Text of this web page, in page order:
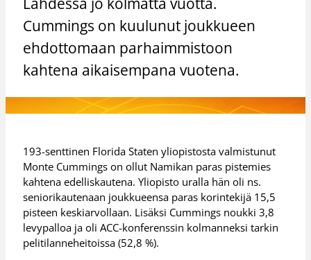
Cummings on kuulunut joukkueen
ehdottomaan parhaimmistoon
kahtena aikaisempana vuotena.
193-senttinen Florida Staten yliopistosta valmistunut
Monte Cummings on ollut Namikan paras pistemies
kahtena edelliskautena. Yliopisto uralla hän oli ns.
seniorikautenaan joukkueensa paras korintekijä 15,5
pisteen keskiarvollaan. Lisäksi Cummings noukki 3,8
levypalloa ja oli ACC-konferenssin kolmanneksi tarkin
pelitilanneheitoissa (52,8 %).